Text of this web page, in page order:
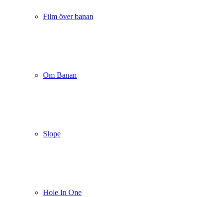
Film över banan
Om Banan
Slope
Hole In One